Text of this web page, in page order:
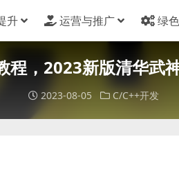
升 运营与推广 绿
程，2023新版清华武
2023-08-05 C/C++开发